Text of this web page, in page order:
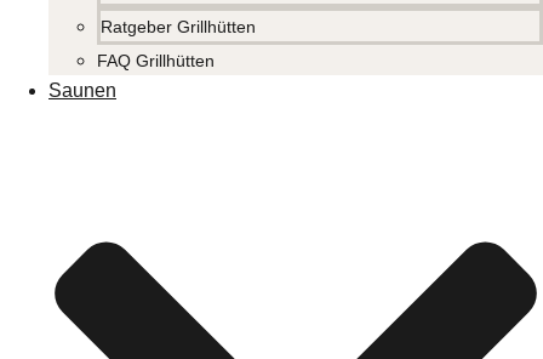
Ratgeber Grillhütten
FAQ Grillhütten
Saunen